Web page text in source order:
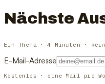
Nächste
Ein Thema · 4 Minuten ·
E-Mail-Adresse
Kostenlos · eine Mail pro